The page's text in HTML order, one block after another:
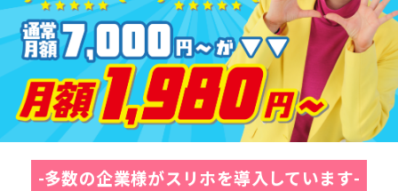
-多数の企業様がスリホを導入しています-